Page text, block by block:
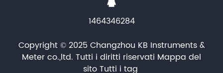
1464346284
Copyright © 2025 Changzhou KB Instruments &
Meter co.,ltd. Tutti i diritti riservati Mappa del
sito Tutti i tag